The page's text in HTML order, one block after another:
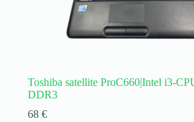
Toshiba satellite ProC660|Intel i3-
DDR3
68 €